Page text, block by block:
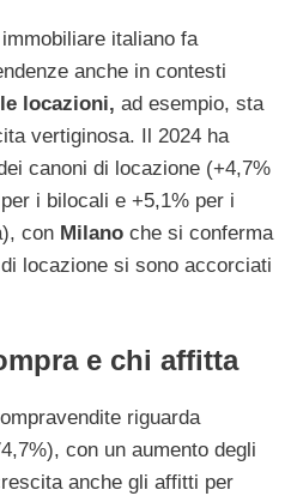
italiano fa
anche in contesti
locazioni, ad esempio, sta
vertiginosa. Il 2024 ha
canoni di locazione (+4,7%
i bilocali e +5,1% per i
con Milano che si conferma
locazione si sono accorciati
e chi affitta
riguarda
con un aumento degli
anche gli affitti per